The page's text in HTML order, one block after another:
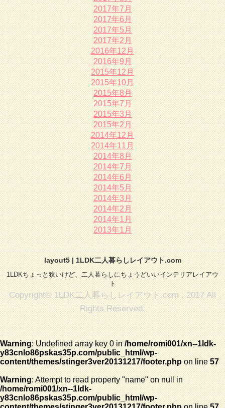
2017年7月
2017年6月
2017年5月
2017年2月
2016年12月
2016年9月
2015年12月
2015年10月
2015年8月
2015年7月
2015年3月
2015年2月
2014年12月
2014年11月
2014年8月
2014年7月
2014年6月
2014年5月
2014年3月
2014年2月
2014年1月
2013年1月
layout5 | 1LDK二人暮らしレイアウト.com
1LDKちょっと狭いけど、二人暮らしにちょうどいいインテリアレイアウ
ト
Copyright© 1LDK二人暮らしレイアウト.com , 2017 All
Rights Reserved.
Warning: Undefined array key 0 in/home/romi001/xn--1ldk-
y83cnlo86pskas35p.com/public_html/wp-
content/themes/stinger3ver20131217/footer.phpon line57
Warning: Attempt to read property "name" on null in
/home/romi001/xn--1ldk-
y83cnlo86pskas35p.com/public_html/wp-